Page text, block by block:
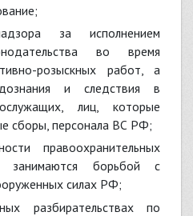
во время
розыскных работ, а
и следствия в
лиц, которые
сборы, персонала ВС РФ;
занимаются борьбой с
силах РФ;